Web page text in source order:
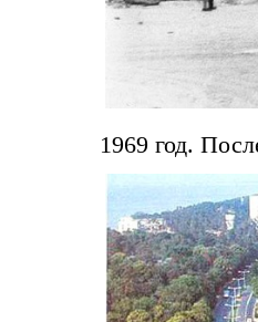
1969 год.